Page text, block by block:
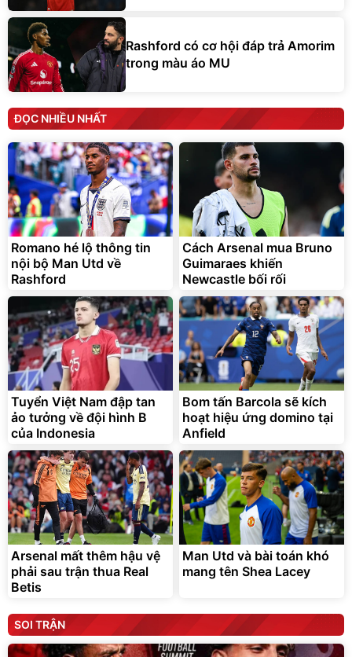
Rashford có cơ hội đáp trả Amorim
trong màu áo MU
ĐỌC NHIỀU NHẤT
Romano hé lộ thông tin
nội bộ Man Utd về
Rashford
Cách Arsenal mua Bruno
Guimaraes khiến
Newcastle bối rối
Tuyển Việt Nam đập tan
ảo tưởng về đội hình B
của Indonesia
Bom tấn Barcola sẽ kích
hoạt hiệu ứng domino tại
Anfield
Arsenal mất thêm hậu vệ
phải sau trận thua Real
Betis
Man Utd và bài toán khó
mang tên Shea Lacey
SOI TRẬN